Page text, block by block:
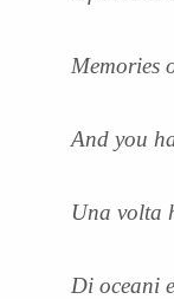
Memories
And you
Una volta
Di oceani